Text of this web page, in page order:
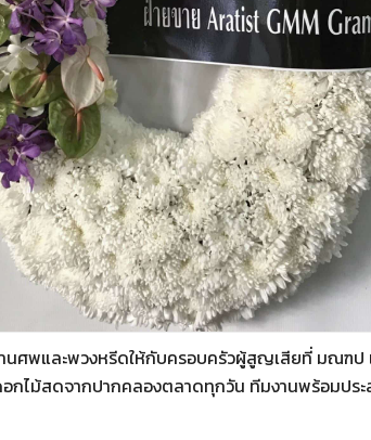
นศพและพวงหรีดให้กับครอบครัวผู้สูญเสียที่ มณฑป
กไม้สดจากปากคลองตลาดทุกวัน ทีมงานพร้อมประ